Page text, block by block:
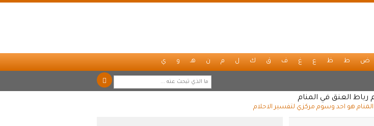
ض ط ظ ع غ ف ق ك ل م ن هـ و ي
العنق في المنام
هو احد وسوم مركزي لتفسير الاحلام